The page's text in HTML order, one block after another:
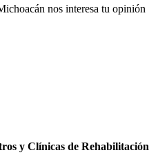
nos interesa tu opinión
y Clínicas de Rehabilitación